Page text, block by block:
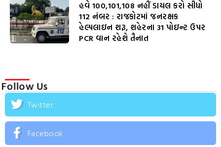
હવે 100,101,108 નહીં ડાયલ કરો સીધો
112 નંબર : રાજકોટમાં જનરક્ષક
હેલ્પલાઇન શરૂ, શહેરના 31 પોઇન્ટ ઉપર
PCR વાન રહેશે તૈનાત
Follow Us
Twitter
Facebook